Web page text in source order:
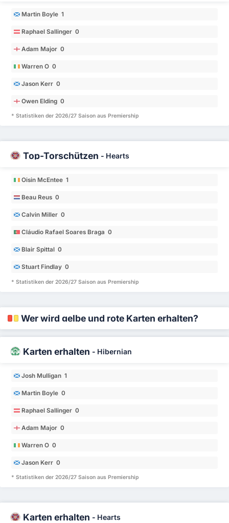
Martin Boyle 1
Raphael Sallinger 0
Adam Major 0
Warren O 0
Jason Kerr 0
Owen Elding 0
* Statistiken der 2026/27 Saison aus Premiership
Top-Torschützen - Hearts
Oisin McEntee 1
Beau Reus 0
Calvin Miller 0
Cláudio Rafael Soares Braga 0
Blair Spittal 0
Stuart Findlay 0
* Statistiken der 2026/27 Saison aus Premiership
Wer wird gelbe und rote Karten erhalten?
Karten erhalten - Hibernian
Josh Mulligan 1
Martin Boyle 0
Raphael Sallinger 0
Adam Major 0
Warren O 0
Jason Kerr 0
* Statistiken der 2026/27 Saison aus Premiership
Karten erhalten - Hearts